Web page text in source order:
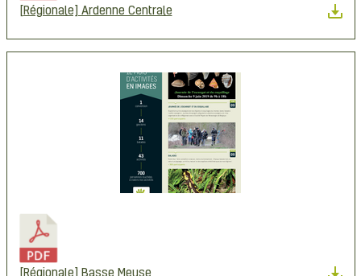
[Régionale] Ardenne Centrale
[Régionale] Basse Meuse